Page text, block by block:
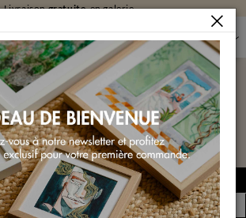
Livraisongratuiteen galerie
PAR FORMAT PEINTURES PETIT FORMAT
petit format
Créer une alerte
Vue par artiste